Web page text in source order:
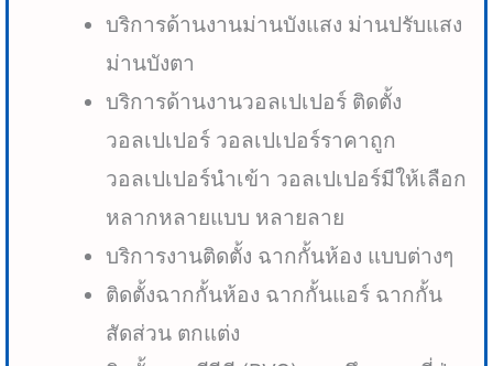
บริการด้านงานม่านบังแสง ม่านปรับแสง
ม่านบังตา
บริการด้านงานวอลเปเปอร์ ติดตั้ง
วอลเปเปอร์ วอลเปเปอร์ราคาถูก
วอลเปเปอร์นำเข้า วอลเปเปอร์มีให้เลือก
หลากหลายแบบ หลายลาย
บริการงานติดตั้ง ฉากกั้นห้อง แบบต่างๆ
ติดตั้งฉากกั้นห้อง ฉากกั้นแอร์ ฉากกั้น
สัดส่วน ตกแต่ง